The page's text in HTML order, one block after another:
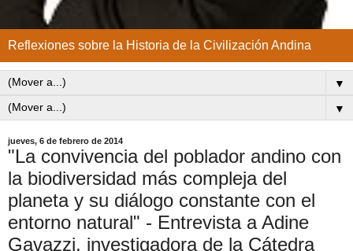
Reflexiones sobre la Historia de la Civilización Andina
▼
▼
jueves, 6 de febrero de 2014
"La convivencia del poblador andino con
la biodiversidad más compleja del
planeta y su diálogo constante con el
entorno natural" - Entrevista a Adine
Gavazzi, investigadora de la Cátedra